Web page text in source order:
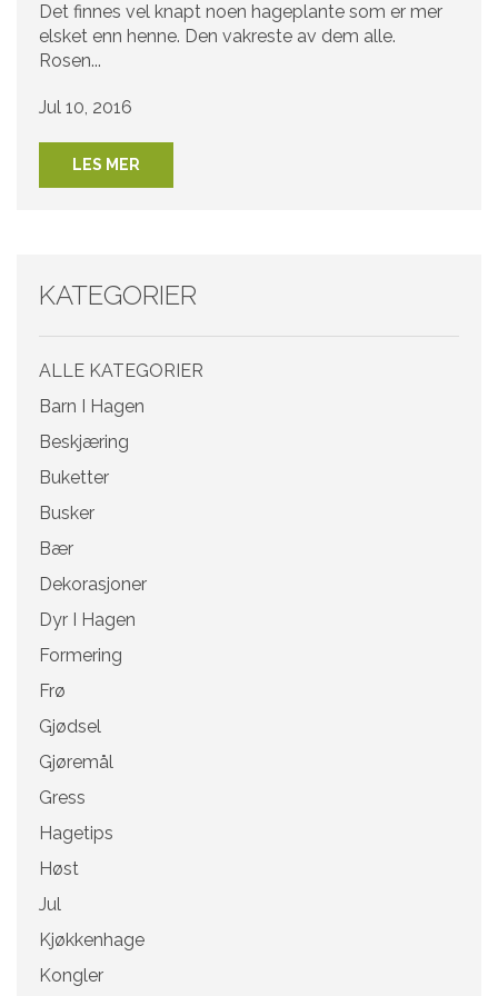
Det finnes vel knapt noen hageplante som er mer
elsket enn henne. Den vakreste av dem alle.
Rosen...
Jul 10, 2016
LES MER
KATEGORIER
ALLE KATEGORIER
Barn I Hagen
Beskjæring
Buketter
Busker
Bær
Dekorasjoner
Dyr I Hagen
Formering
Frø
Gjødsel
Gjøremål
Gress
Hagetips
Høst
Jul
Kjøkkenhage
Kongler